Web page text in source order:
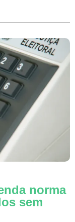
norma
sem